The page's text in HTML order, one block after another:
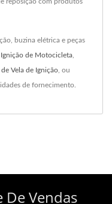
buzina elétrica e peças
de Motocicleta
de Vela de Ignição , ou
de fornecimento.
De Vendas